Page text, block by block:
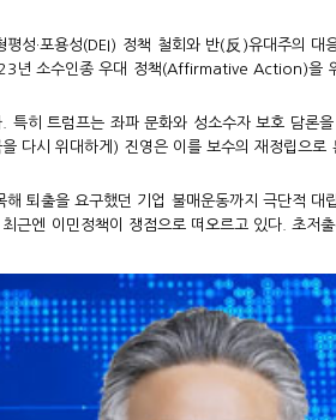
성·포용성(DEI) 정책 철회와 반(反)유대주의
년 소수인종 우대 정책(Affirmative Action)을
트럼프는 좌파 문화와 성소수자 보호 담론을
시 위대하게) 진영은 이를 보수의 재정립으로
퇴출을 요구했던 기업 불매운동까지 극단적 대
엔 이민정책이 쟁점으로 떠오르고 있다. 초저